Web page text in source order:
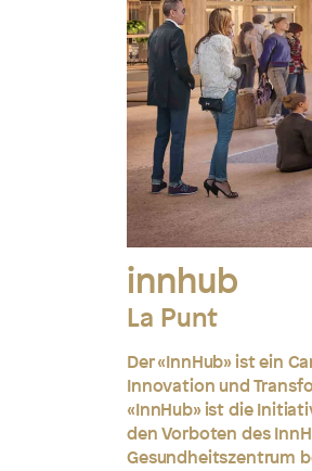
innhub
La Punt
Der «InnHub» ist ein
Innovation und
«InnHub» ist die
den Vorboten des
Gesundheitszentrum